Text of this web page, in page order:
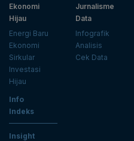
Ekonomi
Hijau
Energi Baru
Ekonomi
Sirkular
Investasi
Hijau
Jurnalisme
Data
Infografik
Analisis
Cek Data
Info
Indeks
Insight